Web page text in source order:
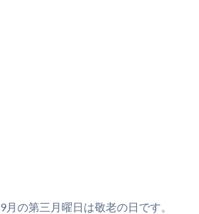
9月の第三月曜日は敬老の日です。